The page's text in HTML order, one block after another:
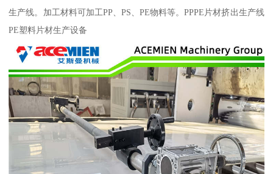
生产线。加工材料可加工PP、PS、PE物料等。PPPE片材挤出生产线
PE塑料片材生产设备